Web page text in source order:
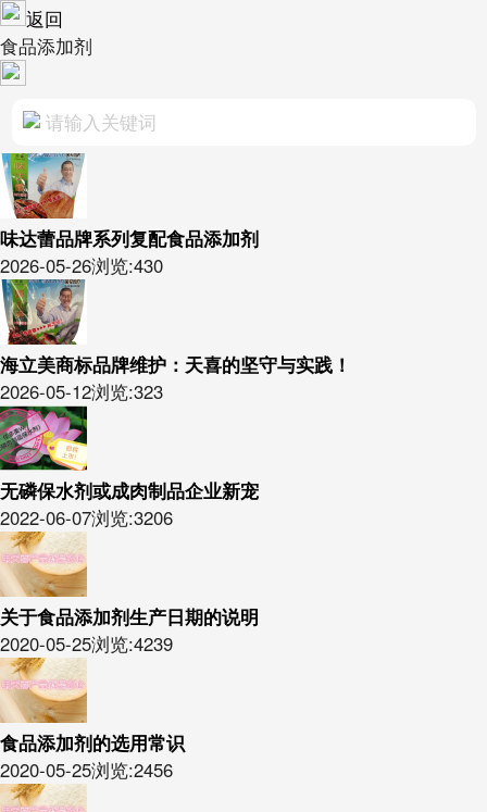
返回
食品添加剂
味达蕾品牌系列复配食品添加剂
2026-05-26浏览:430
海立美商标品牌维护：天喜的坚守与实践！
2026-05-12浏览:323
无磷保水剂或成肉制品企业新宠
2022-06-07浏览:3206
关于食品添加剂生产日期的说明
2020-05-25浏览:4239
食品添加剂的选用常识
2020-05-25浏览:2456